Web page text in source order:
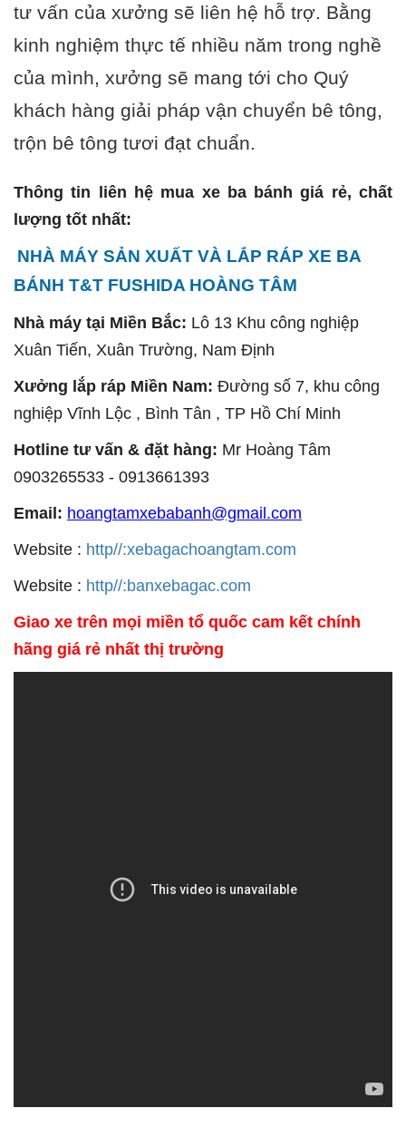
tư vấn của xưởng sẽ liên hệ hỗ trợ. Bằng
kinh nghiệm thực tế nhiều năm trong nghề
của mình, xưởng sẽ mang tới cho Quý
khách hàng giải pháp vận chuyển bê tông,
trộn bê tông tươi đạt chuẩn.
Thông tin liên hệ mua xe ba bánh giá rẻ, chất
lượng tốt nhất:
NHÀ MÁY SẢN XUẤT VÀ LẮP RÁP XE BA
BÁNH T&T FUSHIDA HOÀNG TÂM
Nhà máy tại Miền Bắc: Lô 13 Khu công nghiệp
Xuân Tiến, Xuân Trường, Nam Định
Xưởng lắp ráp Miền Nam: Đường số 7, khu công
nghiệp Vĩnh Lộc , Bình Tân , TP Hồ Chí Minh
Hotline tư vấn & đặt hàng: Mr Hoàng Tâm
0903265533 - 0913661393
Email: hoangtamxebabanh@gmail.com
Website : http//:xebagachoangtam.com
Website : http//:banxebagac.com
Giao xe trên mọi miền tổ quốc cam kết chính
hãng giá rẻ nhất thị trường